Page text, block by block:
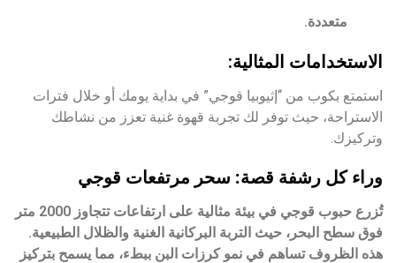
متعددة.
الاستخدامات المثالية:
استمتع بكوب من “إثيوبيا قوجي” في بداية يومك أو خلال فترات
الاستراحة، حيث توفر لك تجربة قهوة غنية تعزز من نشاطك
وتركيزك.
وراء كل رشفة قصة: سحر مرتفعات قوجي
تُزرع حبوب قوجي في بيئة مثالية على ارتفاعات تتجاوز 2000 متر
فوق سطح البحر، حيث التربة البركانية الغنية والظلال الطبيعية.
هذه الظروف تساهم في نمو كرزات البن ببطء، مما يسمح بتركيز